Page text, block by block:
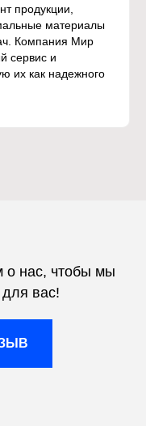
продукции,
материалы
Компания Мир
сервис и
их как надежного
о нас, чтобы мы
вас!